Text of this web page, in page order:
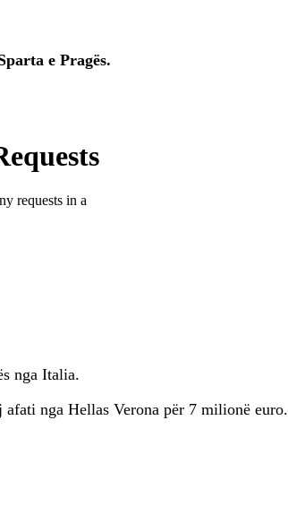
e Pragës.
nga Italia.
nga Hellas Verona për 7 milionë euro.